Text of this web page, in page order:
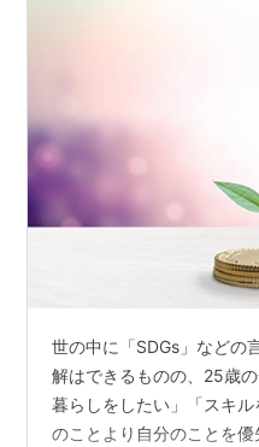
世の中に「SDGs」などの
解はできるものの、25歳
暮らしをしたい」「スキ
のことより自分のことを